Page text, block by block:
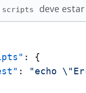
scripts deve
:
{
:
"echo